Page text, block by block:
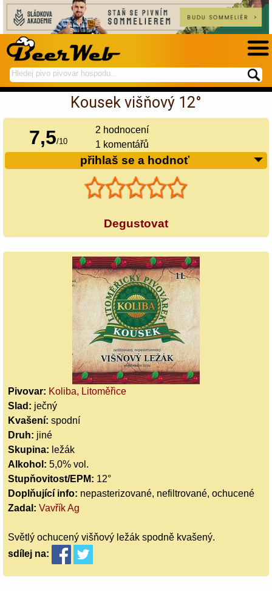
hledej
na
spustí
hledání
Kousek višňový 12°
7,5/10
2 hodnocení
1 komentářů
přihlaš se a hodnoť
Degustovat
Pivovar: Koliba, Litoměřice
Slad: ječný
Kvašení: spodní
Druh: jiné
Skupina: ležák
Alkohol: 5,0% vol.
Stupňovitost/EPM: 12°
Doplňující info: nepasterizované, nefiltrované, ochucené
Zadal: Vavřík Ag
Světlý ochucený višňový ležák spodně kvašený.
sdílej na: